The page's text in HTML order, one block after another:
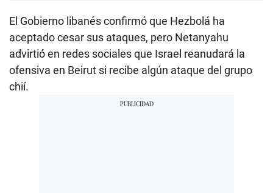
El Gobierno libanés confirmó que Hezbolá ha
aceptado cesar sus ataques, pero Netanyahu
advirtió en redes sociales que Israel reanudará la
ofensiva en Beirut si recibe algún ataque del grupo
chií.